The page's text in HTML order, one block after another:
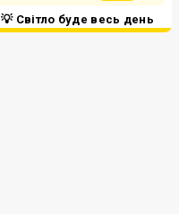
💡 Світло буде весь день